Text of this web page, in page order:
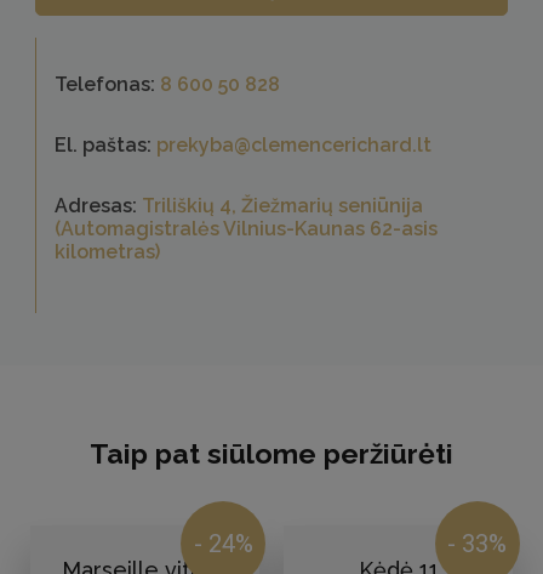
Telefonas: 8 600 50 828
El. paštas: prekyba@clemencerichard.lt
Adresas: Triliškių 4, Žiežmarių seniūnija
(Automagistralės Vilnius-Kaunas 62-asis
kilometras)
Taip pat siūlome peržiūrėti
- 24% - 33%